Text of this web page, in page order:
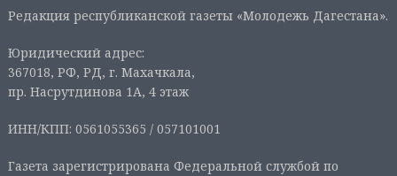
Редакция республиканской газеты «Молодежь Дагестана».
Юридический адрес:
367018, РФ, РД, г. Махачкала,
пр. Насрутдинова 1А, 4 этаж
ИНН/КПП: 0561055365 / 057101001
Газета зарегистрирована Федеральной службой по